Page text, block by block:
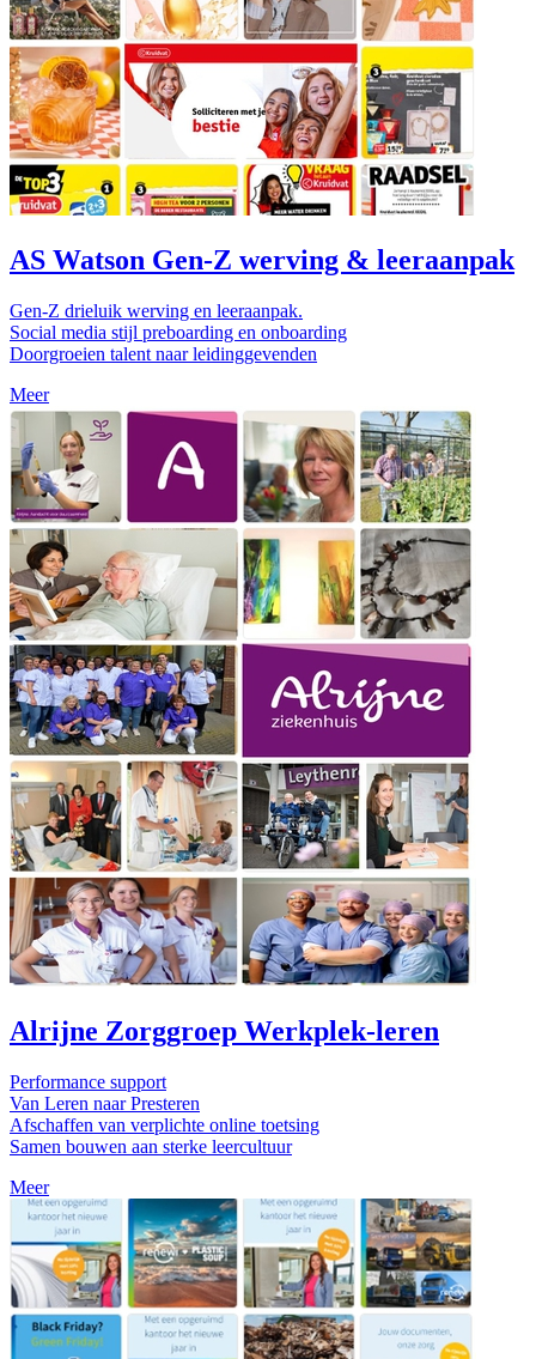
AS Watson Gen-Z werving & leeraanpak
Gen-Z drieluik werving en leeraanpak.
Social media stijl preboarding en onboarding
Doorgroeien talent naar leidinggevenden
Meer
Alrijne Zorggroep Werkplek-leren
Performance support
Van Leren naar Presteren
Afschaffen van verplichte online toetsing
Samen bouwen aan sterke leercultuur
Meer